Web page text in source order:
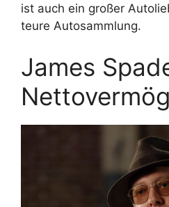
ist auch ein großer
teure Autosammlung.
James